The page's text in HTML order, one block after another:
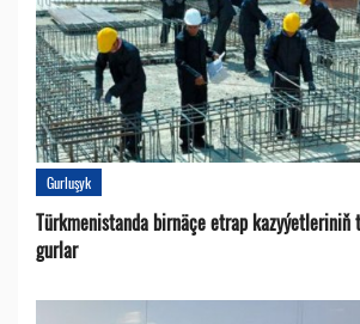
Gurluşyk
Türkmenistanda birnäçe etrap kazyýetleriniň
gurlar